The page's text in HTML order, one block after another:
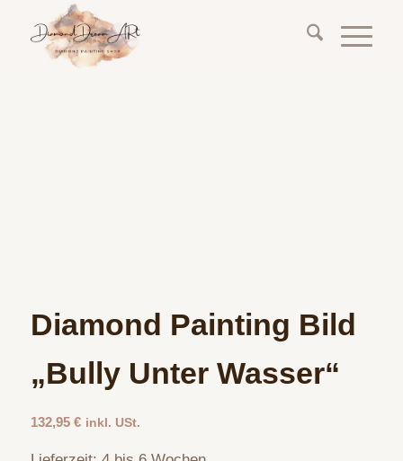
Diamond Painting Bild
„Bully Unter Wasser“
132,95 € inkl. USt.